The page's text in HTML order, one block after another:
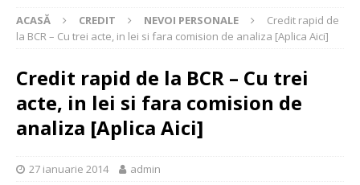
ACASĂ CREDIT NEVOI PERSONALE
Credit rapid de
la BCR – Cu trei acte, in lei si fara comision de analiza [Aplica Aici]
Credit rapid de la BCR – Cu trei
acte, in lei si fara comision de
analiza [Aplica Aici]
27 ianuarie 2014 admin